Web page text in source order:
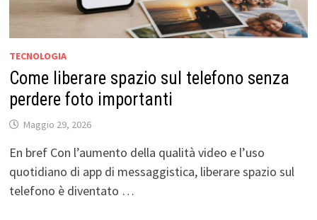
TECNOLOGIA
Come liberare spazio sul telefono senza
perdere foto importanti
Maggio 29, 2026
En bref Con l’aumento della qualità video e l’uso
quotidiano di app di messaggistica, liberare spazio sul
telefono è diventato …